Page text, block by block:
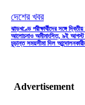
দেশের খবর
ঝাড়খণ্ডে পরীক্ষার্থীদের সঙ্গে
আলোচনাও অমীমাংসিত, ৯ই আগস্ট
চূড়ান্ত সময়সীমা দিল
Advertisement